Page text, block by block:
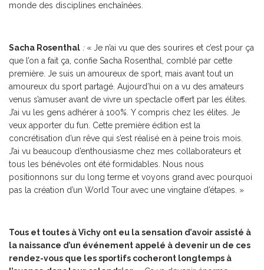
monde des disciplines enchaînées.
Sacha Rosenthal : « Je n’ai vu que des sourires et c’est pour ça
que l’on a fait ça, confie Sacha Rosenthal, comblé par cette
première. Je suis un amoureux de sport, mais avant tout un
amoureux du sport partagé. Aujourd’hui on a vu des amateurs
venus s’amuser avant de vivre un spectacle offert par les élites.
J’ai vu les gens adhérer à 100%. Y compris chez les élites. Je
veux apporter du fun. Cette première édition est la
concrétisation d’un rêve qui s’est réalisé en à peine trois mois.
J’ai vu beaucoup d’enthousiasme chez mes collaborateurs et
tous les bénévoles ont été formidables. Nous nous
positionnons sur du long terme et voyons grand avec pourquoi
pas la création d’un World Tour avec une vingtaine d’étapes. »
Tous et toutes à Vichy ont eu la sensation d’avoir assisté à
la naissance d’un événement appelé à devenir un de ces
rendez-vous que les sportifs cocheront longtemps à